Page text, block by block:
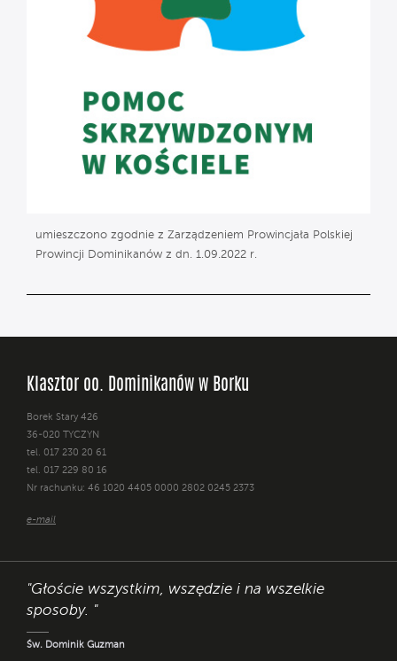
umieszczono zgodnie z Zarządzeniem Prowincjała Polskiej
Prowincji Dominikanów z dn. 1.09.2022 r.
Klasztor oo. Dominikanów w Borku
Borek Stary 426
36-020 TYCZYN
tel. 017 230 20 61
tel. 017 229 80 16
Nr rachunku: 46 1020 4405 0000 2802 0245 2373
e-mail
"Głoście wszystkim, wszędzie i na wszelkie
sposoby. "
Św. Dominik Guzman